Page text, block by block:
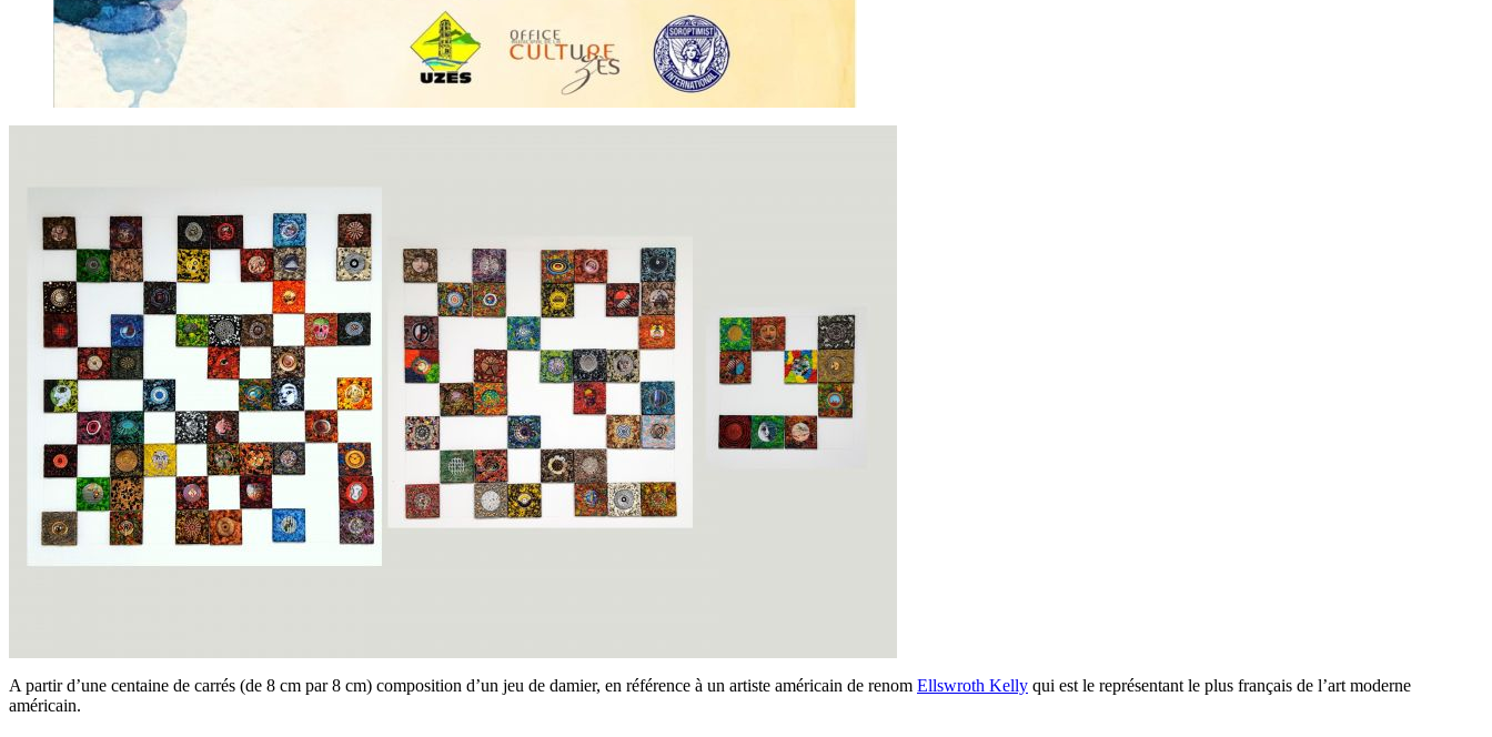
A partir d’une centaine de carrés (de 8 cm par 8 cm) composition d’un jeu de damier, en référence à un artiste américain de renom Ellswroth Kelly qui est le représentant le plus français de l’art moderne
américain.